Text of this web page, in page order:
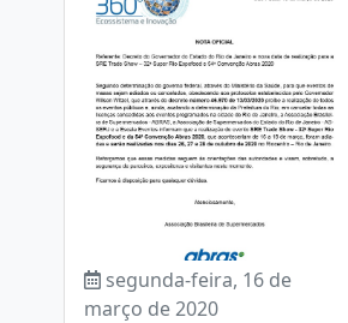
segunda-feira, 16 de
março de 2020